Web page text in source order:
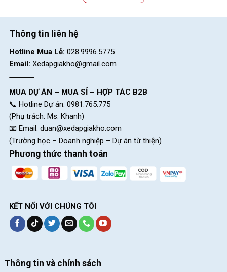
chơi. Sự linh hoạt này giúp xe đạp trở thành phương tiện phù
hợp cho nữ sinh.
Những Đặc Điểm Nổi Bật Xe Đạp Đi Học Cho Nữ
Khi chọn xe đạp nữ đi học, có một số đặc điểm cần lưu ý để
đảm bảo xe đáp ứng được nhu cầu sử dụng hàng ngày và
mang lại sự thoải mái, an toàn cho các em.
Xe đạp nữ đi học thiết kế hiện đại, nhỏ gọn
Thông tin liên hệ
Hotline Mua Lẻ: 028.9996.5775
Email: Xedapgiakho@gmail.com
MUA DỰ ÁN – MUA SỈ – HỢP TÁC B2B
📞 Hotline Dự án: 0981.765.775
(Phụ trách: Ms. Khanh)
📧 Email: duan@xedapgiakho.com
(Trường học – Doanh nghiệp – Dự án từ thiện)
Phương thức thanh toán
KẾT NỐI VỚI CHÚNG TÔI
Thông tin và chính sách